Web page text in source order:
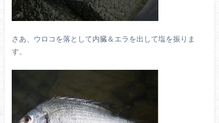
さあ、ウロコを落として内臓＆エラを出して塩を振りま
す。